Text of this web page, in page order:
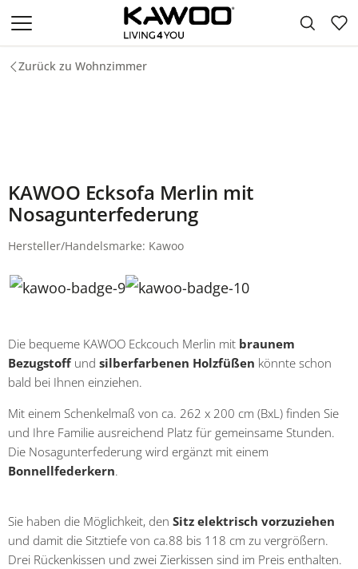
Zum Hauptinhalt springen
Zurück zu Wohnzimmer
KAWOO Ecksofa Merlin mit
Nosagunterfederung
Hersteller/Handelsmarke: Kawoo
Die bequeme KAWOO Eckcouch Merlin mit braunem
Bezugstoff und silberfarbenen Holzfüßen könnte schon
bald bei Ihnen einziehen.
Mit einem Schenkelmaß von ca. 262 x 200 cm (BxL) finden Sie
und Ihre Familie ausreichend Platz für gemeinsame Stunden.
Die Nosagunterfederung wird ergänzt mit einem
Bonnellfederkern.
Sie haben die Möglichkeit, den Sitz elektrisch vorzuziehen
und damit die Sitztiefe von ca.88 bis 118 cm zu vergrößern.
Drei Rückenkissen und zwei Zierkissen sind im Preis enthalten.